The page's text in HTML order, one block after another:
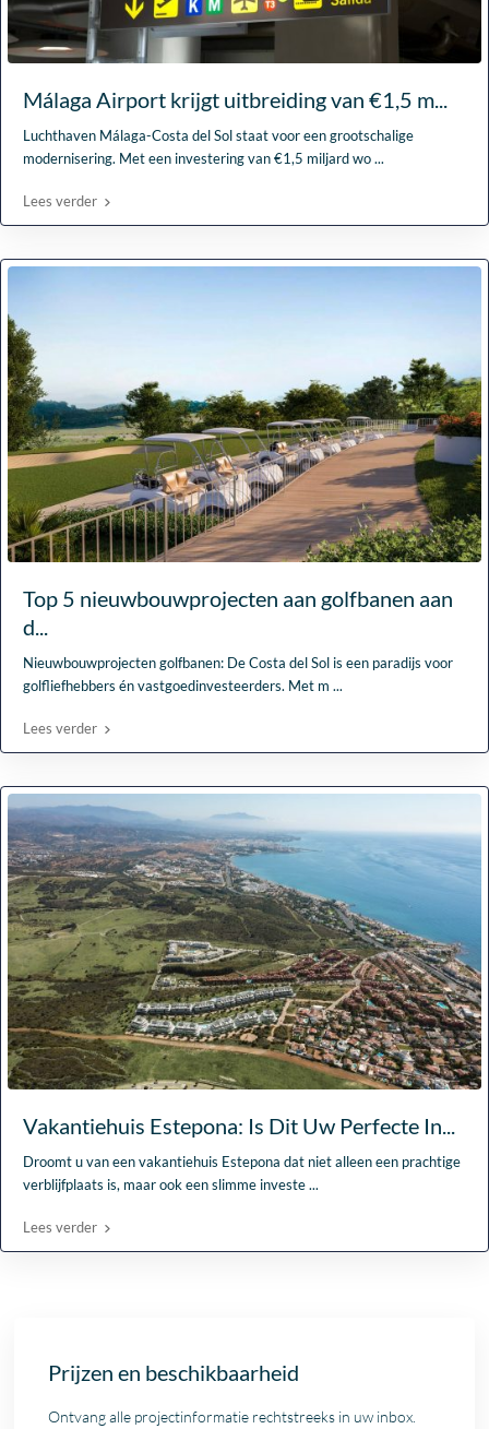
Málaga Airport krijgt uitbreiding van €1,5 m...
Luchthaven Málaga-Costa del Sol staat voor een grootschalige
modernisering. Met een investering van €1,5 miljard wo...
Lees verder
Top 5 nieuwbouwprojecten aan golfbanen aan
d...
Nieuwbouwprojecten golfbanen: De Costa del Sol is een paradijs voor
golfliefhebbers én vastgoedinvesteerders. Met m...
Lees verder
Vakantiehuis Estepona: Is Dit Uw Perfecte In...
Droomt u van een vakantiehuis Estepona dat niet alleen een prachtige
verblijfplaats is, maar ook een slimme investe...
Lees verder
Prijzen en beschikbaarheid
Ontvang alle projectinformatie rechtstreeks in uw inbox.